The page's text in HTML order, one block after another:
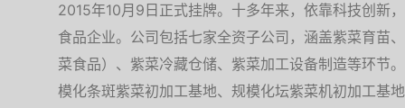
2015年10月9日正式挂牌。十多年来，依靠科技创新
食品企业。公司包括七家全资子公司，涵盖紫菜育苗
菜食品）、紫菜冷藏仓储、紫菜加工设备制造等环节
模化条斑紫菜初加工基地、规模化坛紫菜机初加工基